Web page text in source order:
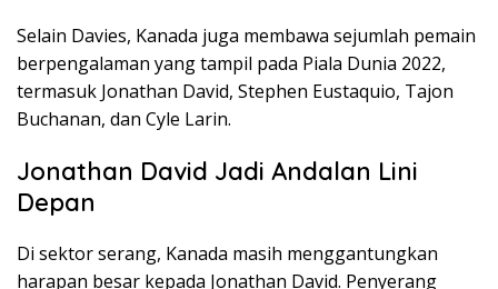
Selain Davies, Kanada juga membawa sejumlah pemain
berpengalaman yang tampil pada Piala Dunia 2022,
termasuk Jonathan David, Stephen Eustaquio, Tajon
Buchanan, dan Cyle Larin.
Jonathan David Jadi Andalan Lini
Depan
Di sektor serang, Kanada masih menggantungkan
harapan besar kepada Jonathan David. Penyerang